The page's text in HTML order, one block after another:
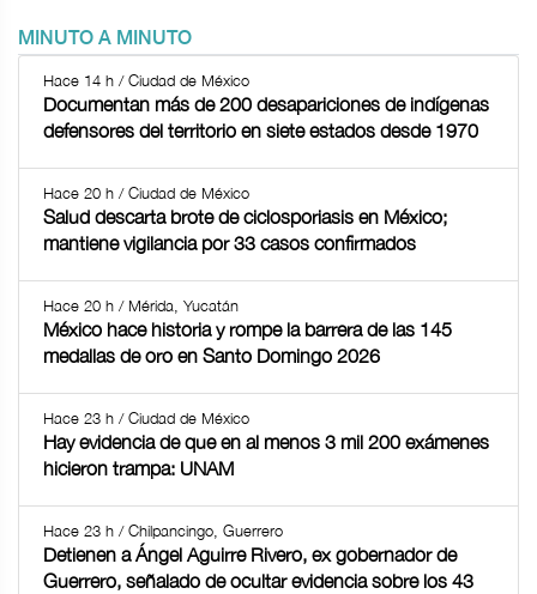
MINUTO A MINUTO
Hace 14 h / Ciudad de México
Documentan más de 200 desapariciones de indígenas
defensores del territorio en siete estados desde 1970
Hace 20 h / Ciudad de México
Salud descarta brote de ciclosporiasis en México;
mantiene vigilancia por 33 casos confirmados
Hace 20 h / Mérida, Yucatán
México hace historia y rompe la barrera de las 145
medallas de oro en Santo Domingo 2026
Hace 23 h / Ciudad de México
Hay evidencia de que en al menos 3 mil 200 exámenes
hicieron trampa: UNAM
Hace 23 h / Chilpancingo, Guerrero
Detienen a Ángel Aguirre Rivero, ex gobernador de
Guerrero, señalado de ocultar evidencia sobre los 43